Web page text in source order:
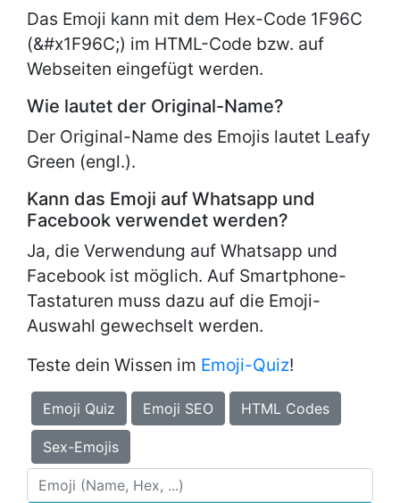
Das Emoji kann mit dem Hex-Code 1F96C
(&#x1F96C;) im HTML-Code bzw. auf
Webseiten eingefügt werden.
Wie lautet der Original-Name?
Der Original-Name des Emojis lautet Leafy
Green (engl.).
Kann das Emoji auf Whatsapp und
Facebook verwendet werden?
Ja, die Verwendung auf Whatsapp und
Facebook ist möglich. Auf Smartphone-
Tastaturen muss dazu auf die Emoji-
Auswahl gewechselt werden.
Teste dein Wissen im Emoji-Quiz!
Emoji Quiz Emoji SEO HTML Codes
Sex-Emojis